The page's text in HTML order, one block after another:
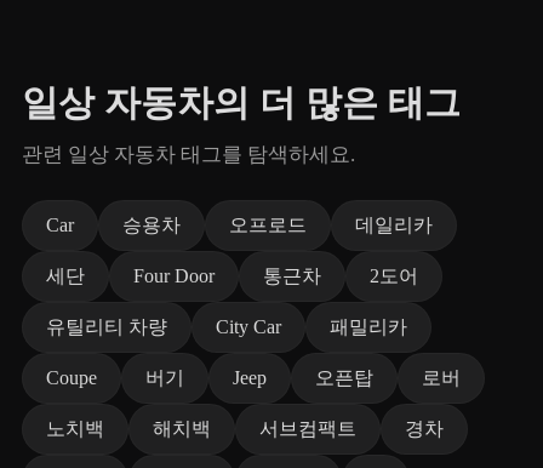
일상 자동차의 더 많은 태그
관련 일상 자동차 태그를 탐색하세요.
Car 승용차 오프로드 데일리카
세단 Four Door 통근차 2도어
유틸리티 차량 City Car 패밀리카
Coupe 버기 Jeep 오픈탑 로버
노치백 해치백 서브컴팩트 경차